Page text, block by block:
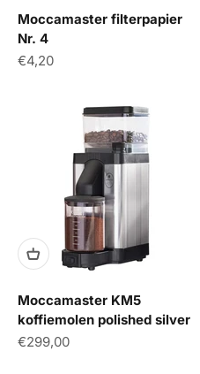
Moccamaster filterpapier
Nr. 4
Aanbiedingsprijs
€4,20
Moccamaster KM5
koffiemolen polished silver
Aanbiedingsprijs
€299,00